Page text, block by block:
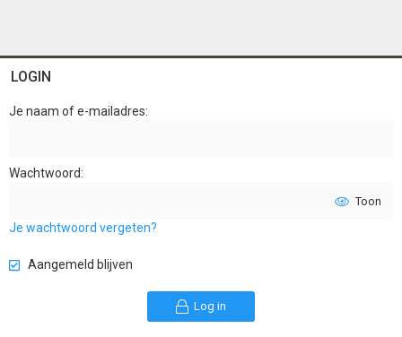
LOGIN
Je naam of e-mailadres
Wachtwoord
Toon
Je wachtwoord vergeten?
Aangemeld blijven
Log in